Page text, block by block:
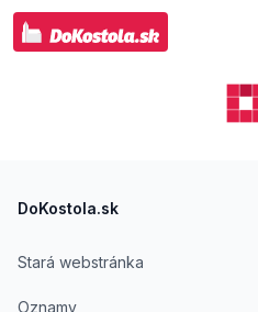
DoKostola.sk
Stará webstránka
Oznamy